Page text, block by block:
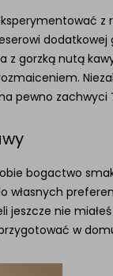
z
dodatkowej
z gorzką nutą
pewno zachwyci
bogactwo
własnych
jeszcze nie
w